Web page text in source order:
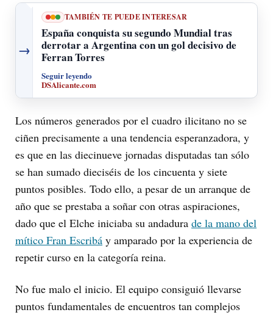
→
TAMBIÉN TE PUEDE INTERESAR
España conquista su segundo Mundial tras
derrotar a Argentina con un gol decisivo de
Ferran Torres
Seguir leyendo
DSAlicante.com
Los números generados por el cuadro ilicitano no se
ciñen precisamente a una tendencia esperanzadora, y
es que en las diecinueve jornadas disputadas tan sólo
se han sumado dieciséis de los cincuenta y siete
puntos posibles. Todo ello, a pesar de un arranque de
año que se prestaba a soñar con otras aspiraciones,
dado que el Elche iniciaba su andadura de la mano del
mítico Fran Escribá y amparado por la experiencia de
repetir curso en la categoría reina.
No fue malo el inicio. El equipo consiguió llevarse
puntos fundamentales de encuentros tan complejos